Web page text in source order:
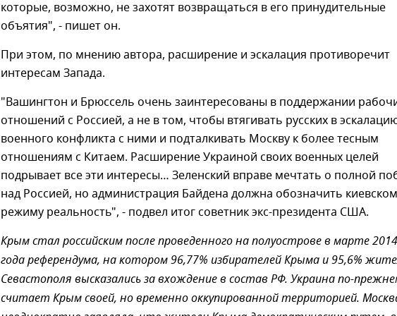
которые, возможно, не захотят возвращаться в его принудительные
объятия", - пишет он.
При этом, по мнению автора, расширение и эскалация противоречит
интересам Запада.
"Вашингтон и Брюссель очень заинтересованы в поддержании
отношений с Россией, а не в том, чтобы втягивать русских в
военного конфликта с ними и подталкивать Москву к более тесным
отношениям с Китаем. Расширение Украиной своих военных целей
подрывает все эти интересы… Зеленский вправе мечтать о полной
над Россией, но администрация Байдена должна обозначить
режиму реальность", - подвел итог советник экс-президента США.
Крым стал российским после проведенного на полуострове в марте 2014
года референдума, на котором 96,77% избирателей Крыма и 95,6%
Севастополя высказались за вхождение в состав РФ. Украина по-
считает Крым своей, но временно оккупированной территорией.